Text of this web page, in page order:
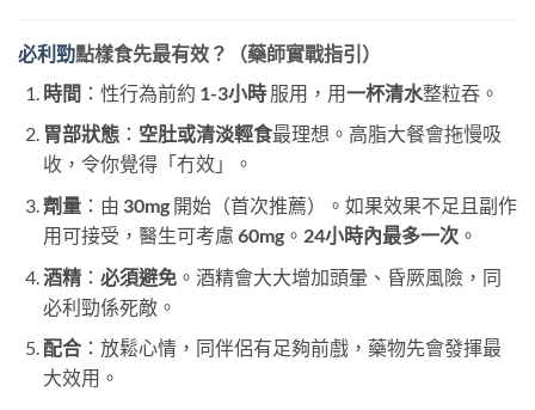
必利勁點樣食先最有效？（藥師實戰指引）
時間 ：性行為前約 1-3小時​ 服用，用一杯清水整粒吞。
胃部狀態： 空肚或清淡輕食最理想。高脂大餐會拖慢吸
收，令你覺得「冇效」。
劑量：由 30mg​ 開始（首次推薦）。如果效果不足且副作
用可接受，醫生可考慮 60mg。 24小時內最多一次。
酒精： 必須避免。酒精會大大增加頭暈、昏厥風險，同
必利勁係死敵。
配合：放鬆心情，同伴侶有足夠前戲，藥物先會發揮最
大效用。